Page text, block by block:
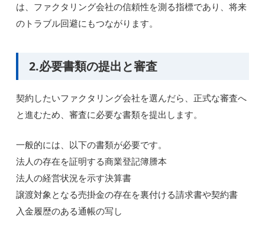
は、ファクタリング会社の信頼性を測る指標であり、将来
のトラブル回避にもつながります。
2.必要書類の提出と審査
契約したいファクタリング会社を選んだら、正式な審査へ
と進むため、審査に必要な書類を提出します。
一般的には、以下の書類が必要です。
法人の存在を証明する商業登記簿謄本
法人の経営状況を示す決算書
譲渡対象となる売掛金の存在を裏付ける請求書や契約書
入金履歴のある通帳の写し